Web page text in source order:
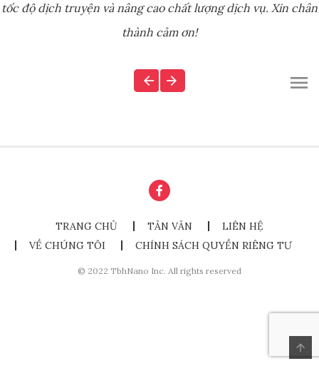
tốc độ dịch truyện và nâng cao chất lượng dịch vụ. Xin chân
thành cảm ơn!
TRANG CHỦ TẢN VĂN
LIÊN HỆ
VỀ CHÚNG TÔI
CHÍNH SÁCH QUYỀN RIÊNG TƯ
© 2022 TbhNano Inc. All rights reserved